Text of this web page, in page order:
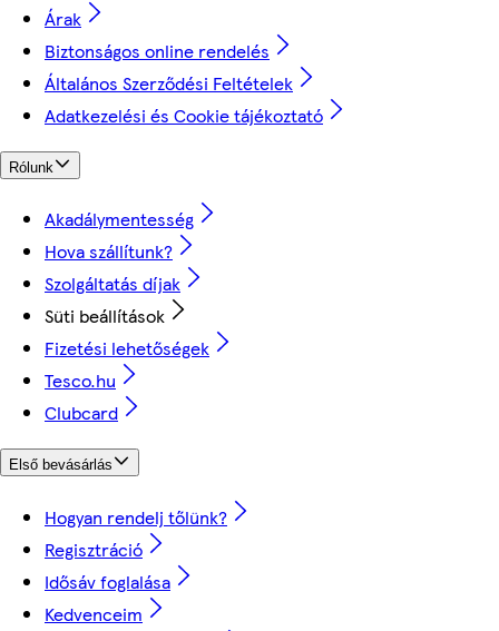
Árak
Biztonságos online rendelés
Általános Szerződési Feltételek
Adatkezelési és Cookie tájékoztató
Rólunk
Akadálymentesség
Hova szállítunk?
Szolgáltatás díjak
Süti beállítások
Fizetési lehetőségek
Tesco.hu
Clubcard
Első bevásárlás
Hogyan rendelj tőlünk?
Regisztráció
Idősáv foglalása
Kedvenceim